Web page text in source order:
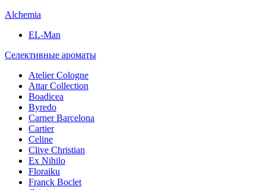
Alchemia
EL-Man
Селективные ароматы
Atelier Cologne
Attar Collection
Boadicea
Byredo
Carner Barcelona
Cartier
Celine
Clive Christian
Ex Nihilo
Floraiku
Franck Boclet